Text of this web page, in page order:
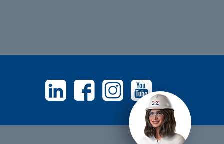
Linkedin Facebook Instagram